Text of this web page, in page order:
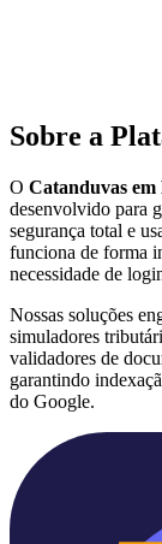
Sobre a
O Catanduvas em
desenvolvido para
segurança total e
funciona de forma
necessidade de
Nossas soluções
simuladores
validadores de
garantindo
do Google.